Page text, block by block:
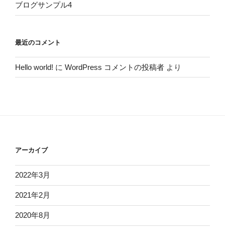
ブログサンプル4
最近のコメント
Hello world! に WordPress コメントの投稿者 より
アーカイブ
2022年3月
2021年2月
2020年8月